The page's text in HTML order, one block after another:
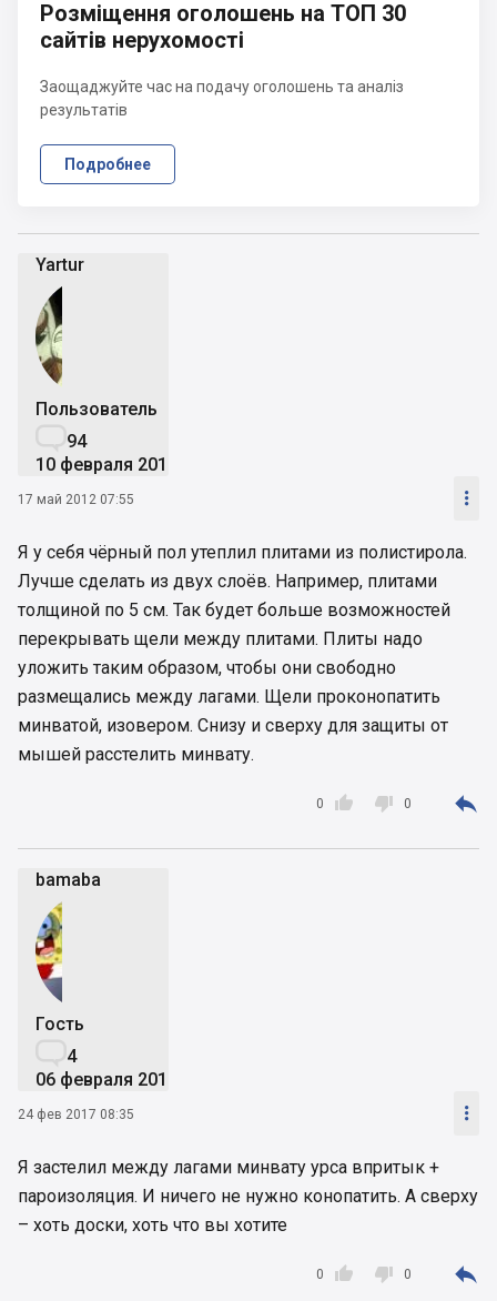
Yartur
Пользователь
94
10 февраля 2012
17 май 2012 07:55 
Я у себя чёрный пол утеплил плитами из полистирола.
Лучше сделать из двух слоёв. Например, плитами
толщиной по 5 см. Так будет больше возможностей
перекрывать щели между плитами. Плиты надо
уложить таким образом, чтобы они свободно
размещались между лагами. Щели проконопатить
минватой, изовером. Снизу и сверху для защиты от
мышей расстелить минвату.

0  0 
bamaba
Гость
4
06 февраля 2017
24 фев 2017 08:35 
Я застелил между лагами минвату урса впритык +
пароизоляция. И ничего не нужно конопатить. А сверху
– хоть доски, хоть что вы хотите

0  0 
Розміщення оголошень на ТОП 30
сайтів нерухомості
Заощаджуйте час на подачу оголошень та аналіз
результатів
Подробнее